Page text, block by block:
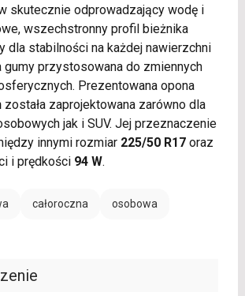
skutecznie odprowadzający wodę i
wszechstronny profil bieżnika
dla stabilności na każdej nawierzchni
przystosowana do zmiennych
Prezentowana opona
została zaprojektowana zarówno dla
jak i SUV. Jej przeznaczenie
innymi rozmiar 225/50 R17oraz
i prędkości 94 W.
całoroczna osobowa